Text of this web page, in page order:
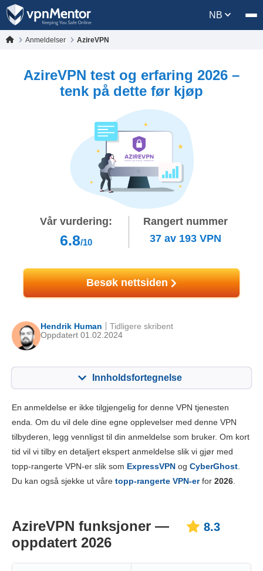
NB
Anmeldelser AzireVPN
AzireVPN test og erfaring 2026 –
tenk på dette før kjøp
Vår vurdering:
6.8/10
Rangert nummer
37 av 193VPN
Besøk nettsiden
Hendrik Human
Oppdatert 01.02.2024
Tidligere skribent
Innholdsfortegnelse
Nøkkelfunksjoner 8.3
Installasjon og apper 8.8
Pålitelighet og støtte 8.5
En anmeldelse er ikke tilgjengelig for denne VPN tjenesten
enda. Om du vil dele dine egne opplevelser med denne VPN
tilbyderen, legg vennligst til din anmeldelse som bruker. Om kort
tid vil vi tilby en detaljert ekspert anmeldelse slik vi gjør med
topp-rangerte VPN-er slik som ExpressVPN og CyberGhost.
Du kan også sjekke ut våre topp-rangerte VPN-erfor 2026.
AzireVPN funksjoner —
oppdatert 2026
8.3